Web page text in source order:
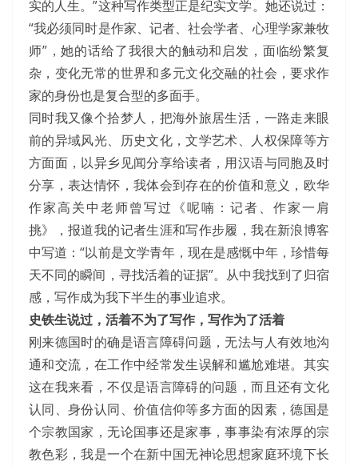
实的人生。”这种写作类型正是纪实文学。她还说过：
“我必须同时是作家、记者、社会学者、心理学家兼牧
师”，她的话给了我很大的触动和启发，面临纷繁复
杂，变化无常的世界和多元文化交融的社会，要求作
家的身份也是复合型的多面手。
同时我又像个拾梦人，把海外旅居生活，一路走来眼
前的异域风光、历史文化，文学艺术、人权保障等方
方面面，以异乡见闻分享给读者，用汉语与同胞及时
分享，表达情怀，我体会到存在的价值和意义，欧华
作家高关中老师曾写过《呢喃：记者、作家一肩
挑》，报道我的记者生涯和写作步履，我在新浪博客
中写道：“以前是文学青年，现在是感慨中年，珍惜每
天不同的瞬间，寻找活着的证据”。从中我找到了归宿
感，写作成为我下半生的事业追求。
史铁生说过，活着不为了写作，写作为了活着
刚来德国时的确是语言障碍问题，无法与人有效地沟
通和交流，在工作中经常发生误解和尴尬难堪。其实
这在我来看，不仅是语言障碍的问题，而且还有文化
认同、身份认同、价值信仰等多方面的因素，德国是
个宗教国家，无论国事还是家事，事事染有浓厚的宗
教色彩，我是一个在新中国无神论思想家庭环境下长